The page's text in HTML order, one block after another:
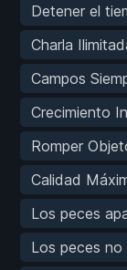
Detener el
Charla
Campos
Crecimiento
Romper
Calidad
Los peces
Los peces no